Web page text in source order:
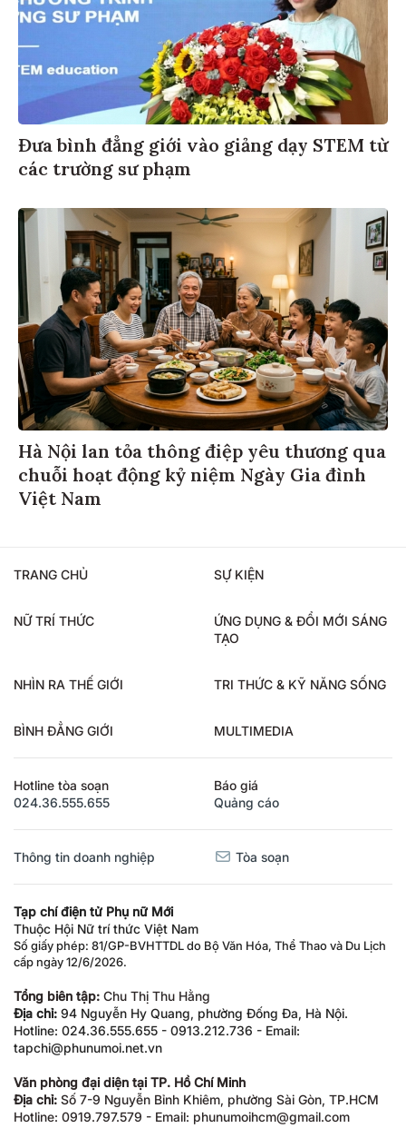
Đưa bình đẳng giới vào giảng dạy STEM từ
các trường sư phạm
Hà Nội lan tỏa thông điệp yêu thương qua
chuỗi hoạt động kỷ niệm Ngày Gia đình
Việt Nam
TRANG CHỦ SỰ KIỆN
NỮ TRÍ THỨC
ỨNG DỤNG & ĐỔI MỚI SÁNG
TẠO
NHÌN RA THẾ GIỚI TRI THỨC & KỸ NĂNG SỐNG
BÌNH ĐẲNG GIỚI MULTIMEDIA
Hotline tòa soạn
024.36.555.655
Báo giá
Quảng cáo
Thông tin doanh nghiệp Tòa soạn
Tạp chí điện tử Phụ nữ Mới
Thuộc Hội Nữ trí thức Việt Nam
Số giấy phép: 81/GP-BVHTTDL do Bộ Văn Hóa, Thể Thao và Du Lịch
cấp ngày 12/6/2026.
Tổng biên tập: Chu Thị Thu Hằng
Địa chỉ: 94 Nguyễn Hy Quang, phường Đống Đa, Hà Nội.
Hotline: 024.36.555.655 - 0913.212.736 - Email:
tapchi@phunumoi.net.vn
Văn phòng đại diện tại TP. Hồ Chí Minh
Địa chỉ: Số 7-9 Nguyễn Bỉnh Khiêm, phường Sài Gòn, TP.HCM
Hotline: 0919.797.579 - Email: phunumoihcm@gmail.com